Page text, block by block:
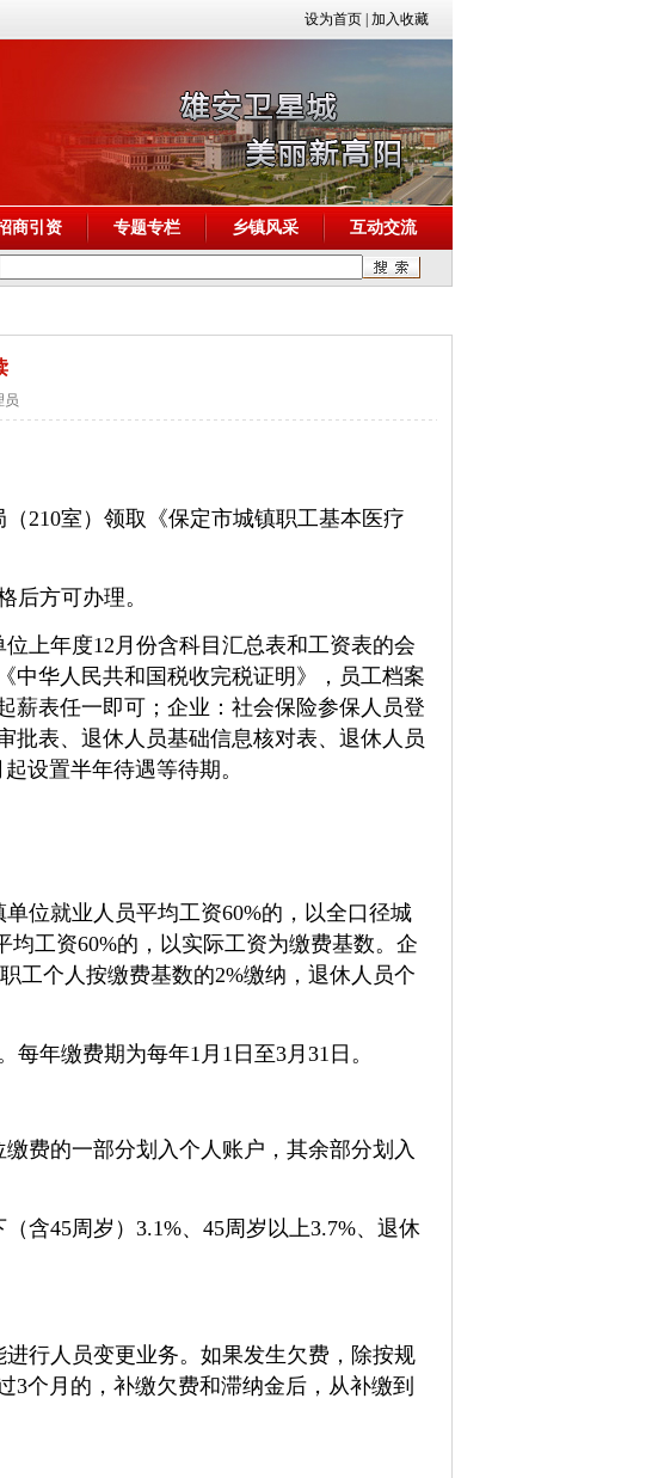
设为首页 加入收藏
商引资 专题专栏 乡镇风采 互动交流
员
210室）领取《保定市城镇职工基本医疗
后方可办理。
上年度12月份含科目汇总表和工资表的会
中华人民共和国税收完税证明》，员工档案
表任一即可；企业：社会保险参保人员登
表、退休人员基础信息核对表、退休人员
设置半年待遇等待期。
位就业人员平均工资60%的，以全口径城
工资60%的，以实际工资为缴费基数。企
工个人按缴费基数的2%缴纳，退休人员个
年缴费期为每年1月1日至3月31日。
费的一部分划入个人账户，其余部分划入
含45周岁）3.1%、45周岁以上3.7%、退休
行人员变更业务。如果发生欠费，除按规
个月的，补缴欠费和滞纳金后，从补缴到